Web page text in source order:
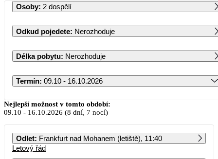
Osoby: 2 dospělí
Odkud pojedete: Nerozhoduje
Délka pobytu: Nerozhoduje
Termín: 09.10 - 16.10.2026
Říjen 2026
PO ÚT ST ČT PÁ SO NE
Nejlepší možnost v tomto období:
09.10 - 16.10.2026 (8 dní, 7 nocí)
Odlet: Frankfurt nad Mohanem (letiště), 11:40
Letový řád